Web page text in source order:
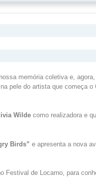
memória coletiva e,
na pele do artista que começa
Wildecomo realizadora e
Birds” e apresenta a nova
Festival de Locarno, para